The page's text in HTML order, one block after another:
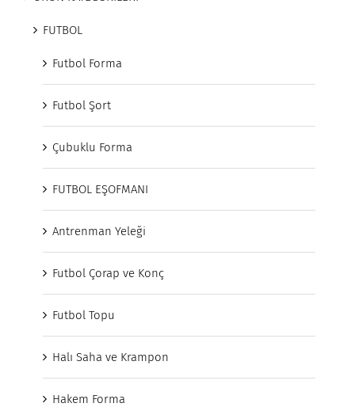
FUTBOL
Futbol Forma
Futbol Şort
Çubuklu Forma
FUTBOL EŞOFMANI
Antrenman Yeleği
Futbol Çorap ve Konç
Futbol Topu
Halı Saha ve Krampon
Hakem Forma